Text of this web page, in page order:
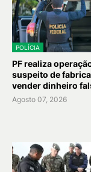
POLÍCIA
PF realiza
suspeito de
vender dinheiro
Agosto 07, 2026